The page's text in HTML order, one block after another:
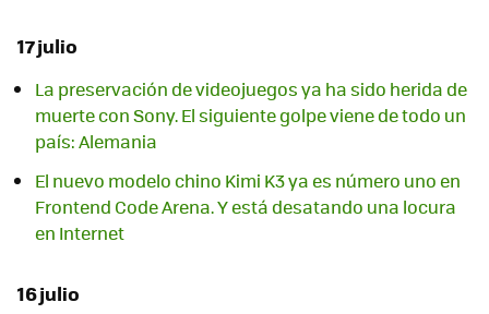
17 julio
La preservación de videojuegos ya ha sido herida de
muerte con Sony. El siguiente golpe viene de todo un
país: Alemania
El nuevo modelo chino Kimi K3 ya es número uno en
Frontend Code Arena. Y está desatando una locura
en Internet
16 julio